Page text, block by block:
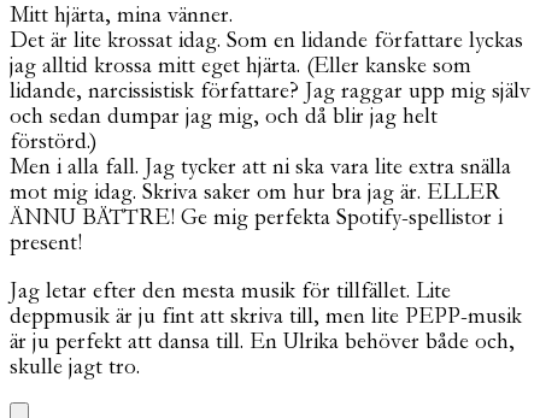
Mitt hjärta, mina vänner.
Det är lite krossat idag. Som en lidande författare lyckas
jag alltid krossa mitt eget hjärta. (Eller kanske som
lidande, narcissistisk författare? Jag raggar upp mig själv
och sedan dumpar jag mig, och då blir jag helt
förstörd.)
Men i alla fall. Jag tycker att ni ska vara lite extra snälla
mot mig idag. Skriva saker om hur bra jag är. ELLER
ÄNNU BÄTTRE! Ge mig perfekta Spotify-spellistor i
present!
Jag letar efter den mesta musik för tillfället. Lite
deppmusik är ju fint att skriva till, men lite PEPP-musik
är ju perfekt att dansa till. En Ulrika behöver både och,
skulle jagt tro.